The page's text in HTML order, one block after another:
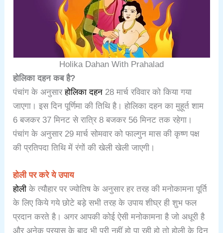
Holika Dahan With Prahalad
होलिका दहन कब है?
पंचांग के अनुसारहोलिका दहन 28 मार्च रविवार को किया गया
जाएगा। इस दिन पूर्णिमा की तिथि है। होलिका दहन का मुहूर्त शाम
6 बजकर 37 मिनट से रात्रि 8 बजकर 56 मिनट तक रहेगा।
पंचांग के अनुसार 29 मार्च सोमवार को फाल्गुन मास की कृष्ण पक्ष
की प्रतिपदा तिथि में रंगों की खेली खेली जाएगी।
होली पर करे ये उपाय
होलीके त्यौहार पर ज्योतिष के अनुसार हर तरह की मनोकामना पूर्ति
के लिए किये गये छोटे बड़े सभी तरह के उपाय शीघ्र ही शुभ फल
प्रदान करते है। अगर आपकी कोई ऐसी मनोकामना है जो अधूरी है
और अनेक प्रयास के बाद भी पूरी नहीं हो पा रही हो तो होली के दिन